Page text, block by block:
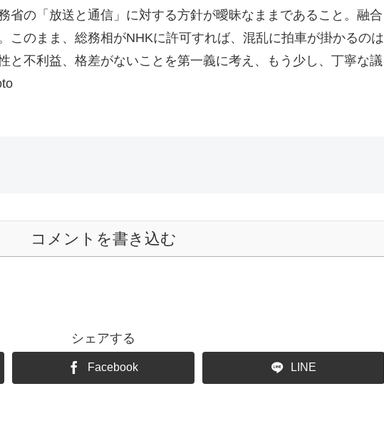
省の「放送と通信」に対する方針が曖昧なままであること。融合
このまま、総務相がNHKに許可すれば、混乱に拍車が掛かるのは
と不利益、格差がないことを第一義に考え、もう少し、丁寧な議
コメントを書き込む
シェアする
Facebook LINE